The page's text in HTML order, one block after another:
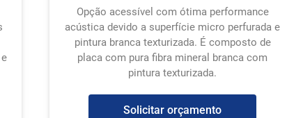
Opção acessível com ótima performance
acústica devido a superfície micro perfurada e
pintura branca texturizada. É composto de
placa com pura fibra mineral branca com
pintura texturizada.
Solicitar orçamento